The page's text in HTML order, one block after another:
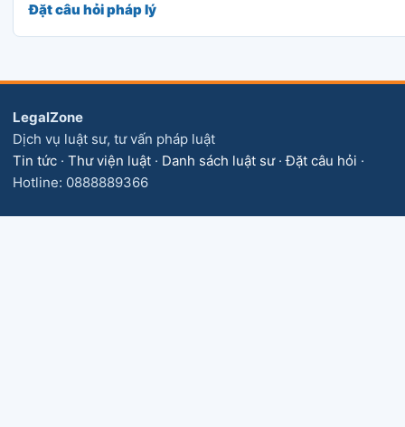
Đặt câu hỏi pháp lý
LegalZone
Dịch vụ luật sư, tư vấn pháp luật
Tin tức · Thư viện luật · Danh sách luật sư·Đặt câu hỏi ·
Hotline: 0888889366